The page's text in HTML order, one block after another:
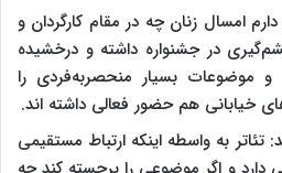
امسال زنان چه در مقام کارگردان و
در جشنواره داشته و درخشیده
و موضوعات بسیار منحصربه‌فردی را
خیابانی هم حضور فعالی داشته اند.
به واسطه اینکه ارتباط مستقیمی